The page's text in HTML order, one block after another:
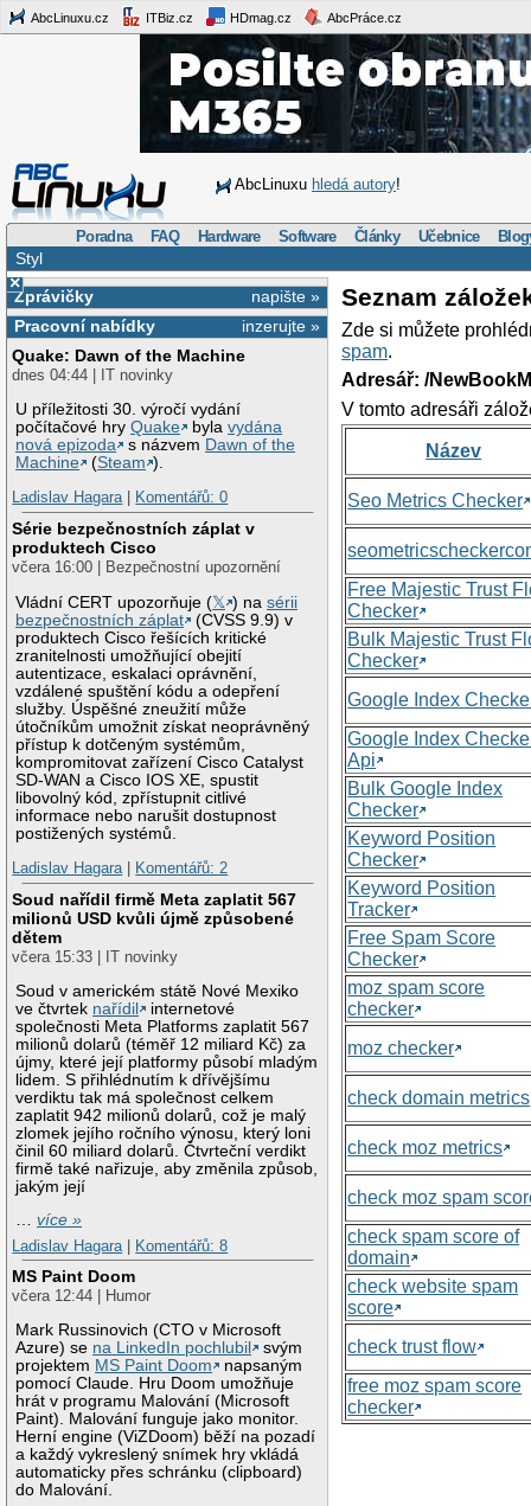
AbcLinuxu.cz ITBiz.cz HDmag.cz AbcPráce.cz
AbcLinuxu hledá autory!
Poradna FAQ Hardware Software Články Učebnice
Styl
×
napište »
Zprávičky
inzerujte »
Pracovní nabídky
Quake: Dawn of the Machine
dnes 04:44 | IT novinky
U příležitosti 30. výročí vydání
počítačové hryQuake bylavydána
nová epizoda
s názvem Dawn of the
Machine
(Steam ).
Ladislav Hagara| Komentářů: 0
Série bezpečnostních záplat v
produktech Cisco
včera 16:00 | Bezpečnostní upozornění
Vládní CERT upozorňuje (𝕏 ) nasérii
bezpečnostních záplat
(CVSS 9.9) v
produktech Cisco řešících kritické
zranitelnosti umožňující obejití
autentizace, eskalaci oprávnění,
vzdálené spuštění kódu a odepření
služby. Úspěšné zneužití může
útočníkům umožnit získat neoprávněný
přístup k dotčeným systémům,
kompromitovat zařízení Cisco Catalyst
SD-WAN a Cisco IOS XE, spustit
libovolný kód, zpřístupnit citlivé
informace nebo narušit dostupnost
postižených systémů.
Ladislav Hagara| Komentářů: 2
Soud nařídil firmě Meta zaplatit 567
milionů USD kvůli újmě způsobené
dětem
včera 15:33 | IT novinky
Soud v americkém státě Nové Mexiko
ve čtvrtek nařídil
internetové
společnosti Meta Platforms zaplatit 567
milionů dolarů (téměř 12 miliard Kč) za
újmy, které její platformy působí mladým
lidem. S přihlédnutím k dřívějšímu
verdiktu tak má společnost celkem
zaplatit 942 milionů dolarů, což je malý
zlomek jejího ročního výnosu, který loni
činil 60 miliard dolarů. Čtvrteční verdikt
firmě také nařizuje, aby změnila způsob,
jakým její
…více »
Ladislav Hagara
Komentářů: 8
MS Paint Doom
včera 12:44 | Humor
Mark Russinovich (CTO v Microsoft
Azure) se na LinkedIn pochlubil
svým
projektem MS Paint Doom
napsaným
pomocí Claude. Hru Doom umožňuje
hrát v programu Malování (Microsoft
Paint). Malování funguje jako monitor.
Herní engine (ViZDoom) běží na pozadí
a každý vykreslený snímek hry vkládá
automaticky přes schránku (clipboard)
do Malování.
Seznam
Zde si můžete
spam.
Adresář: /
V tomto adresáři
Název
Seo Metrics Checker
Free Majestic Trust
Checker
Bulk Majestic Trust
Checker
Google Index
Google Index
Api
Bulk Google Index
Checker
Keyword Position
Checker
Keyword Position
Tracker
Free Spam Score
Checker
moz spam score
checker
moz checker
check domain metrics
check moz metrics
check moz spam
check spam score of
domain
check website spam
score
check trust flow
free moz spam score
checker